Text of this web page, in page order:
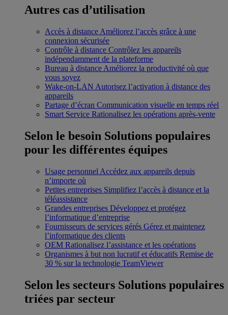
Autres cas d’utilisation
Accès à distance Améliorez l’accès grâce à une
connexion sécurisée
Contrôle à distance Contrôlez les appareils
indépendamment de la plateforme
Bureau à distance Améliorez la productivité où que
vous soyez
Wake-on-LAN Autorisez l’activation à distance des
appareils
Partage d’écran Communication visuelle en temps réel
Smart Service Rationalisez les opérations après-vente
Selon le besoin Solutions populaires
pour les différentes équipes
Usage personnel Accédez aux appareils depuis
n’importe où
Petites entreprises Simplifiez l’accès à distance et la
téléassistance
Grandes entreprises Développez et protégez
l’informatique d’entreprise
Fournisseurs de services gérés Gérez et maintenez
l’informatique des clients
OEM Rationalisez l’assistance et les opérations
Organismes à but non lucratif et éducatifs Remise de
30 % sur la technologie TeamViewer
Selon les secteurs Solutions populaires
triées par secteur